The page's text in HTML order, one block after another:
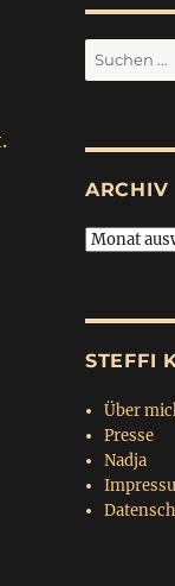
Suchen
nach:
ARCHIV
Archiv
STEFFI
Über
Presse
Nadja